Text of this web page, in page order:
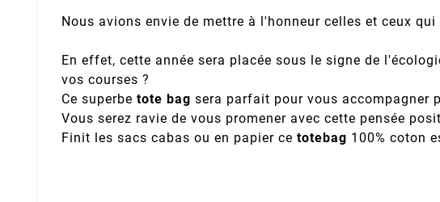
Nous avions envie de mettre à l'honneur celles et ceux
En effet, cette année sera placée sous le signe de
vos courses ?
Ce superbe tote bag sera parfait pour vous accompagner
Vous serez ravie de vous promener avec cette pensée
Finit les sacs cabas ou en papier ce totebag 100% coton